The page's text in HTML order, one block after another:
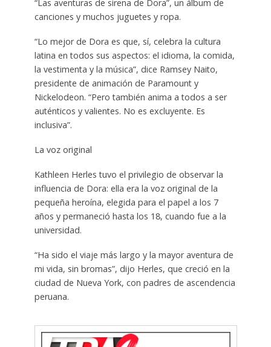
“Las aventuras de sirena de Dora”, un álbum de
canciones y muchos juguetes y ropa.
“Lo mejor de Dora es que, sí, celebra la cultura
latina en todos sus aspectos: el idioma, la comida,
la vestimenta y la música”, dice Ramsey Naito,
presidente de animación de Paramount y
Nickelodeon. “Pero también anima a todos a ser
auténticos y valientes. No es excluyente. Es
inclusiva”.
La voz original
Kathleen Herles tuvo el privilegio de observar la
influencia de Dora: ella era la voz original de la
pequeña heroína, elegida para el papel a los 7
años y permaneció hasta los 18, cuando fue a la
universidad.
“Ha sido el viaje más largo y la mayor aventura de
mi vida, sin bromas”, dijo Herles, que creció en la
ciudad de Nueva York, con padres de ascendencia
peruana.